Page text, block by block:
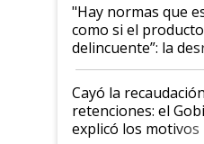
"Hay normas que
como si el
delincuente”: la
al Congreso
habló del
Cayó la
retenciones: el
explicó los motivos